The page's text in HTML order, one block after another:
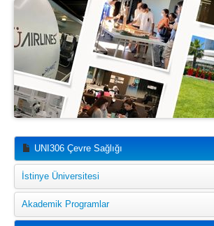
UNI306 Çevre Sağlığı
İstinye Üniversitesi
Akademik Programlar